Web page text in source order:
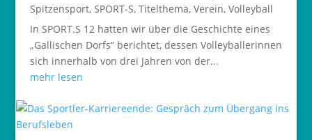
Spitzensport, SPORT-S, Titelthema, Verein, Volleyball
In SPORT.S 12 hatten wir über die Geschichte eines
„Gallischen Dorfs“ berichtet, dessen Volleyballerinnen
sich innerhalb von drei Jahren von der...
mehr lesen